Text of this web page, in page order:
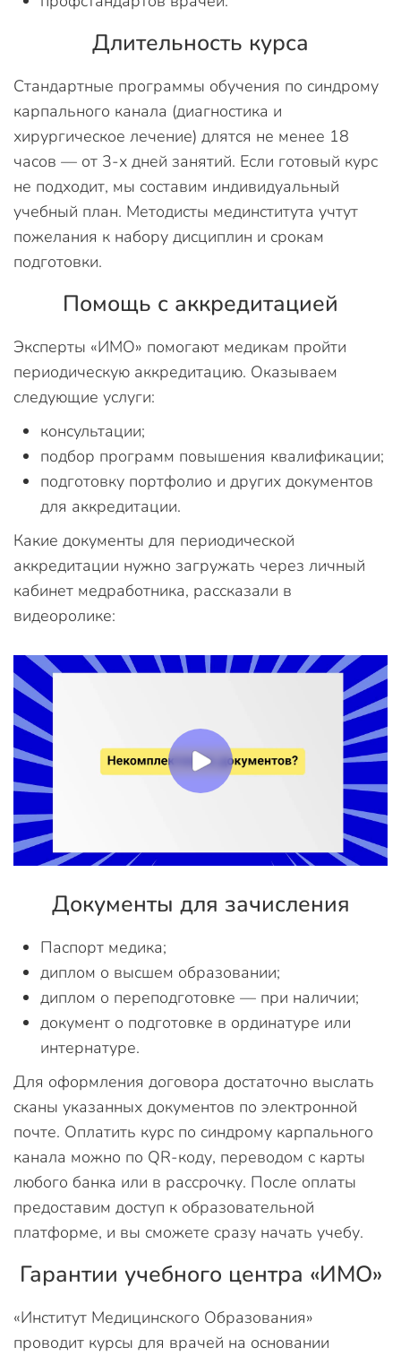
Длительность курса
Стандартные программы обучения по синдрому
карпального канала (диагностика и
хирургическое лечение) длятся не менее 18
часов — от 3-х дней занятий. Если готовый курс
не подходит, мы составим индивидуальный
учебный план. Методисты мединститута учтут
пожелания к набору дисциплин и срокам
подготовки.
Помощь с аккредитацией
Эксперты «ИМО» помогают медикам пройти
периодическую аккредитацию. Оказываем
следующие услуги:
консультации;
подбор программ повышения квалификации;
подготовку портфолио и других документов
для аккредитации.
Какие документы для периодической
аккредитации нужно загружать через личный
кабинет медработника, рассказали в
видеоролике:
Документы для зачисления
Паспорт медика;
диплом о высшем образовании;
диплом о переподготовке — при наличии;
документ о подготовке в ординатуре или
интернатуре.
Для оформления договора достаточно выслать
сканы указанных документов по электронной
почте. Оплатить курс по синдрому карпального
канала можно по QR-коду, переводом с карты
любого банка или в рассрочку. После оплаты
предоставим доступ к образовательной
платформе, и вы сможете сразу начать учебу.
Гарантии учебного центра «ИМО»
«Институт Медицинского Образования»
проводит курсы для врачей на основании